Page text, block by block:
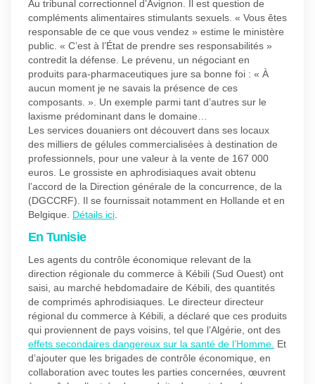
Au tribunal correctionnel d’Avignon. Il est question de
compléments alimentaires stimulants sexuels. « Vous êtes
responsable de ce que vous vendez » estime le ministère
public. « C’est à l’État de prendre ses responsabilités »
contredit la défense. Le prévenu, un négociant en
produits para-pharmaceutiques jure sa bonne foi : « À
aucun moment je ne savais la présence de ces
composants. ». Un exemple parmi tant d’autres sur le
laxisme prédominant dans le domaine…
Les services douaniers ont découvert dans ses locaux
des milliers de gélules commercialisées à destination de
professionnels, pour une valeur à la vente de 167 000
euros. Le grossiste en aphrodisiaques avait obtenu
l’accord de la Direction générale de la concurrence, de la
(DGCCRF). Il se fournissait notamment en Hollande et en
Belgique. Détails ici
En Tunisie
Les agents du contrôle économique relevant de la
direction régionale du commerce à Kébili (Sud Ouest) ont
saisi, au marché hebdomadaire de Kébili, des quantités
de comprimés aphrodisiaques. Le directeur directeur
régional du commerce à Kébili, a déclaré que ces produits
qui proviennent de pays voisins, tel que l’Algérie, ont des
effets secondaires dangereux sur la santé de l’Homme. Et
d’ajouter que les brigades de contrôle économique, en
collaboration avec toutes les parties concernées, œuvrent